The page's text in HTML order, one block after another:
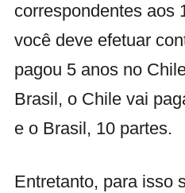
correspondentes aos
você deve efetuar
pagou 5 anos no
Brasil, o Chile vai
e o Brasil, 10 partes.
Entretanto, para isso